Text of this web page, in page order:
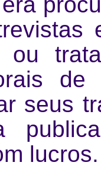
ou
de
seus
lucros.